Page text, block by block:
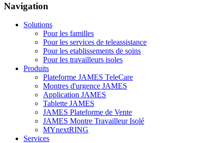
Navigation
Solutions
Pour les familles
Pour les services de teleassistance
Pour les etablissements de soins
Pour les travailleurs isoles
Produits
Plateforme JAMES TeleCare
Montres d'urgence JAMES
Application JAMES
Tablette JAMES
JAMES Plateforme de Vente
JAMES Montre Travailleur Isolé
MYnextRING
Services